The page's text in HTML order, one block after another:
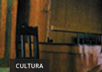
CULTURA